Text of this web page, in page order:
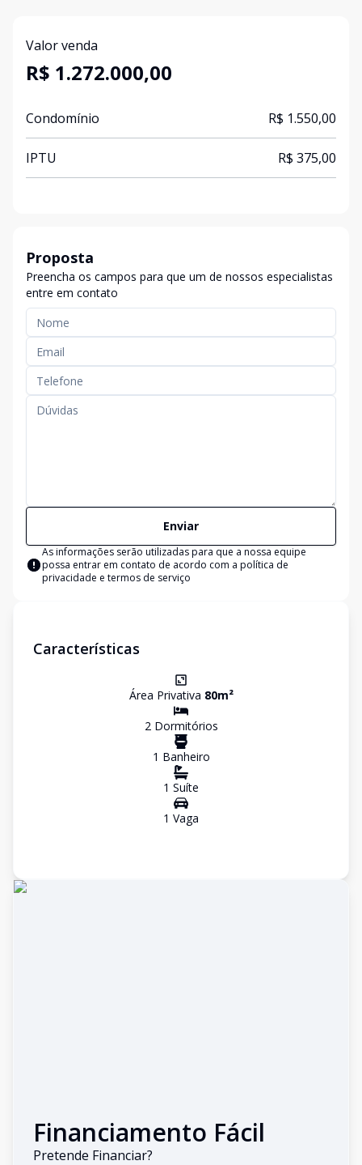
Valor venda
R$ 1.272.000,00
Condomínio R$ 1.550,00
IPTU R$ 375,00
Proposta
Preencha os campos para que um de nossos especialistas
entre em contato
Enviar
As informações serão utilizadas para que a nossa equipe
possa entrar em contato de acordo com a política de
privacidade e termos de serviço
Características
Área Privativa 80m²
2Dormitórios
1 Banheiro
1 Suíte
1 Vaga
Financiamento Fácil
Pretende Financiar?